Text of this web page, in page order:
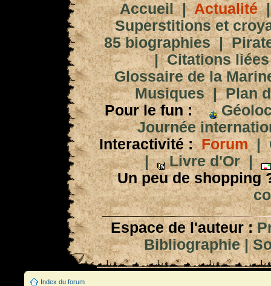
Accueil|Actualité
Superstitions et
85 biographies|
|Citations
Glossaire de la
Musiques|Plan
Pour le fun :
Journée
Interactivité : Forum|
|
Livre d'Or|
Un peu de shopping
Espace de l'auteur :
Bibliographie|
Index du forum